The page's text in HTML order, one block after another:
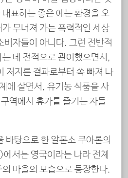
표하는 좋은 예는 환경을 오
무너져 가는 폭력적인 세상
비자들이 아니다. 그런 전반적
데 전적으로 관여했으면서,
저지른 결과로부터 쏙 빠져 나
에 살면서, 유기농 식품을 사
역에서 휴가를 즐기는 자들
바탕으로 한 알폰소 쿠아론의
에서는 영국이라는 나라 전체
마을의 모습으로 등장한다.